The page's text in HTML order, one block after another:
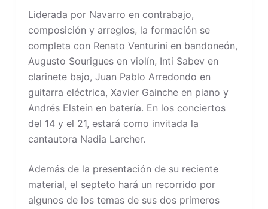
Liderada por Navarro en contrabajo,
composición y arreglos, la formación se
completa con Renato Venturini en bandoneón,
Augusto Sourigues en violín, Inti Sabev en
clarinete bajo, Juan Pablo Arredondo en
guitarra eléctrica, Xavier Gainche en piano y
Andrés Elstein en batería. En los conciertos
del 14 y el 21, estará como invitada la
cantautora Nadia Larcher.
Además de la presentación de su reciente
material, el septeto hará un recorrido por
algunos de los temas de sus dos primeros